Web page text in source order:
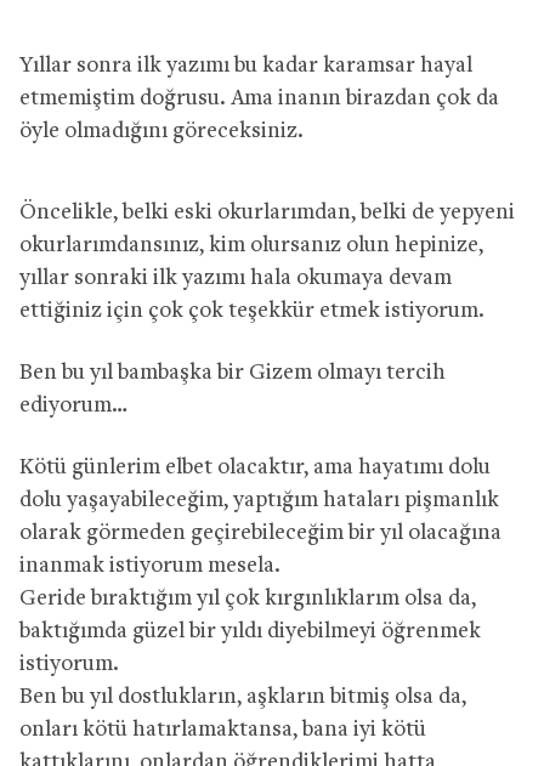
Yıllar sonra ilk yazımı bu kadar karamsar hayal
etmemiştim doğrusu. Ama inanın birazdan çok da
öyle olmadığını göreceksiniz.
Öncelikle, belki eski okurlarımdan, belki de yepyeni
okurlarımdansınız, kim olursanız olun hepinize,
yıllar sonraki ilk yazımı hala okumaya devam
ettiğiniz için çok çok teşekkür etmek istiyorum.
Ben bu yıl bambaşka bir Gizem olmayı tercih
ediyorum…
Kötü günlerim elbet olacaktır, ama hayatımı dolu
dolu yaşayabileceğim, yaptığım hataları pişmanlık
olarak görmeden geçirebileceğim bir yıl olacağına
inanmak istiyorum mesela.
Geride bıraktığım yıl çok kırgınlıklarım olsa da,
baktığımda güzel bir yıldı diyebilmeyi öğrenmek
istiyorum.
Ben bu yıl dostlukların, aşkların bitmiş olsa da,
onları kötü hatırlamaktansa, bana iyi kötü